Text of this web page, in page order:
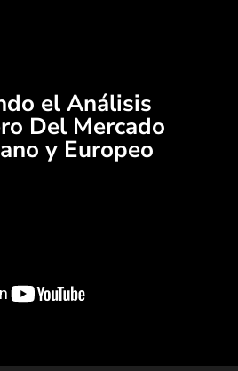
el Análisis
Del Mercado
y Europeo